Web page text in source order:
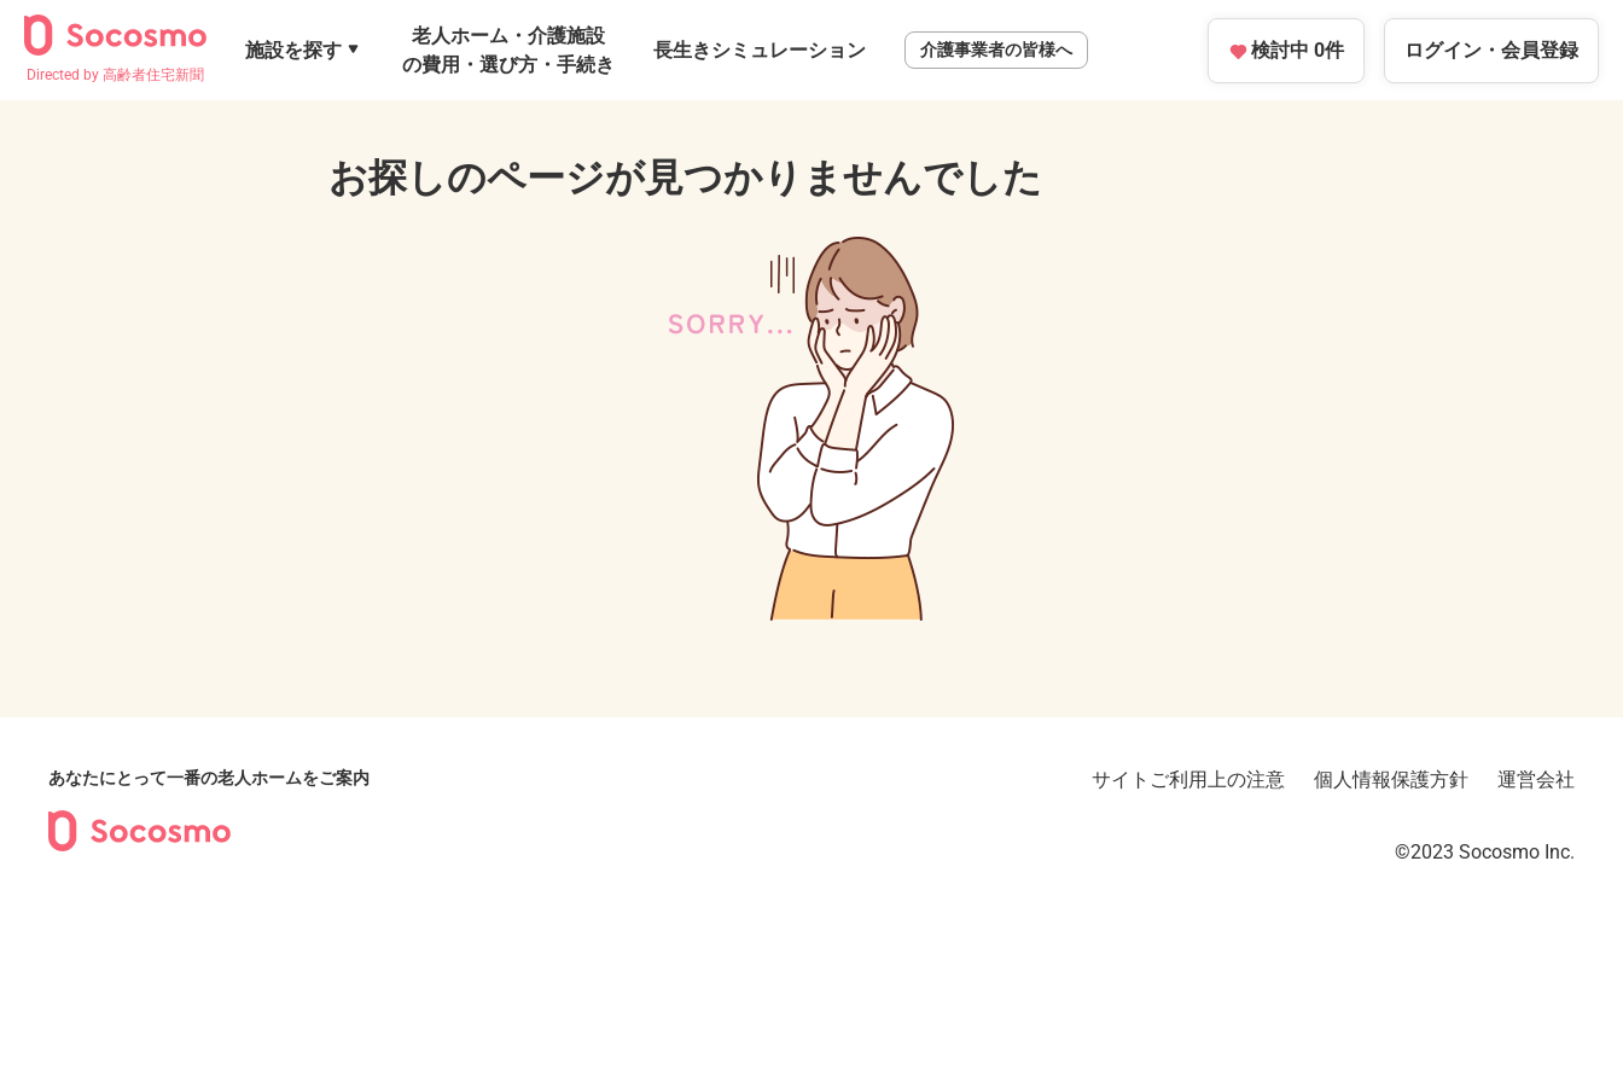
Directed by 高齢者住宅新聞
施設を探す
老人ホーム・介護施設
の費用・選び方・手続き
長生きシミュレーション 介護事業者の皆様へ 検討中 0件 ログイン・ 会員登録
お探しのページが見つかりませんでした
あなたにとって一番の老人ホームをご案内 サイトご利用上の注意 個人情報保護方針 運営会社
©2023︎ Socosmo Inc.